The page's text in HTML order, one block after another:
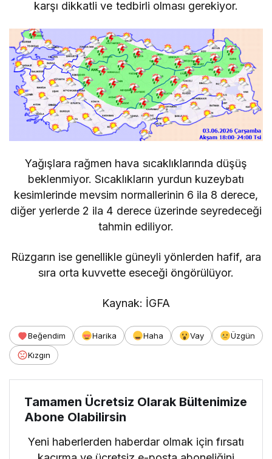
karşı dikkatli ve tedbirli olması gerekiyor.
Yağışlara rağmen hava sıcaklıklarında düşüş
beklenmiyor. Sıcaklıkların yurdun kuzeybatı
kesimlerinde mevsim normallerinin 6 ila 8 derece,
diğer yerlerde 2 ila 4 derece üzerinde seyredeceği
tahmin ediliyor.
Rüzgarın ise genellikle güneyli yönlerden hafif, ara
sıra orta kuvvette eseceği öngörülüyor.
Kaynak: İGFA
Beğendim Harika Haha Vay
Üzgün
Kızgın
Tamamen Ücretsiz Olarak Bültenimize
Abone Olabilirsin
Yeni haberlerden haberdar olmak için fırsatı